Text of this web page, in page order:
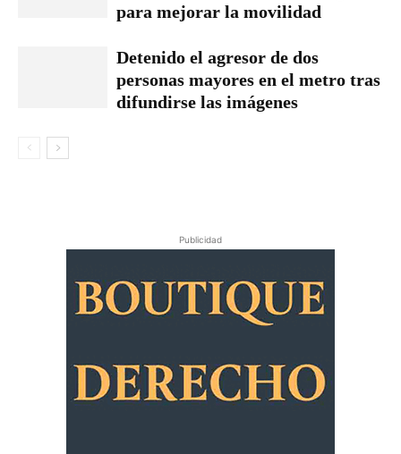
para mejorar la movilidad
Detenido el agresor de dos
personas mayores en el metro tras
difundirse las imágenes
Publicidad